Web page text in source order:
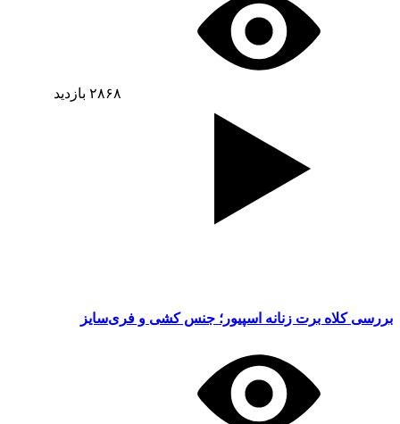
۲۸۶۸ بازدید
بررسی کلاه برت زنانه اسپیور؛ جنس کشی و فری‌سایز